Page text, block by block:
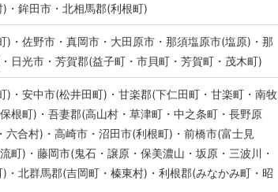
・鉾田市・北相馬郡(利根町)
)・佐野市・真岡市・大田原市・那須塩原市(塩原)・那
日光市・芳賀郡(益子町・市貝町・芳賀町・茂木町)
)・安中市(松井田町)・甘楽郡(下仁田町・甘楽町・南牧
根町)・吾妻郡(高山村・草津町・中之条町・長野原
六合村)・高崎市・沼田市(利根町)・前橋市(富士見
町)・藤岡市(鬼石・譲原・保美濃山・坂原・三波川・
・北群馬郡(吉岡町・榛東村)・利根郡(みなかみ町・昭